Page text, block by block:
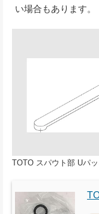
い場合もあります。
TOTO スパウト部 Uパ